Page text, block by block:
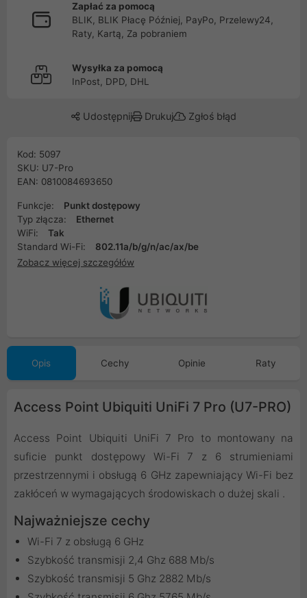
Zapłać za pomocą
BLIK, BLIK Płacę Później, PayPo, Przelewy24,
Raty, Kartą, Za pobraniem
Wysyłka za pomocą
InPost, DPD, DHL
Udostępnij Drukuj Zgłoś błąd
Kod: 5097
SKU: U7-Pro
EAN: 0810084693650
Funkcje:
Punkt dostępowy
Typ złącza:
Ethernet
WiFi:
Tak
Standard Wi-Fi:
802.11a/b/g/n/ac/ax/be
Zobacz więcej szczegółów
Opis Cechy Opinie Raty
Access Point Ubiquiti UniFi 7 Pro (U7-PRO)
Access Point Ubiquiti UniFi 7 Pro to montowany na
suficie punkt dostępowy Wi-Fi 7 z 6 strumieniami
przestrzennymi i obsługą 6 GHz zapewniający Wi-Fi bez
zakłóceń w wymagających środowiskach o dużej skali .
Najważniejsze cechy
Wi-Fi 7 z obsługą 6 GHz
Szybkość transmisji 2,4 Ghz 688 Mb/s
Szybkość transmisji 5 Ghz 2882 Mb/s